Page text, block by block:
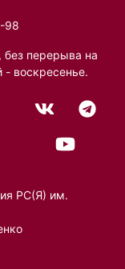
98
перерыва на
- воскресенье.
РС(Я) им.